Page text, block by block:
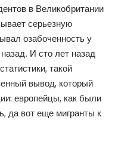
в Великобритании
серьезную
озабоченность у
И сто лет назад
такой
вывод, который
европейцы, как были
да вот еще мигранты к